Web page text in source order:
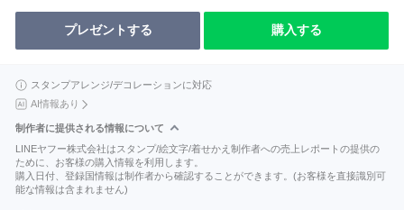
プレゼントする 購入する
スタンプアレンジ/デコレーションに対応
AI情報あり
制作者に提供される情報について
LINEヤフー株式会社はスタンプ/絵文字/着せかえ制作者への売上レポートの提供の
ために、お客様の購入情報を利用します。
購入日付、登録国情報は制作者から確認することができます。(お客様を直接識別可
能な情報は含まれません)